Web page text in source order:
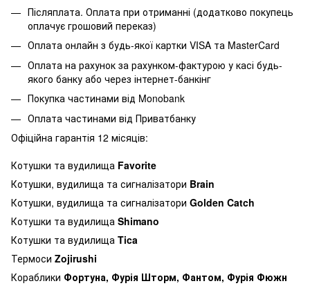
Післяплата. Оплата при отриманні (додатково покупець
оплачує грошовий переказ)
Оплата онлайн з будь-якої картки VISA та MasterCard
Оплата на рахунок за рахунком-фактурою у касі будь-
якого банку або через інтернет-банкінг
Покупка частинами від Monobank
Оплата частинами від Приватбанку
Офіційна гарантія 12 місяців:
Котушки та вудилища Favorite
Котушки, вудилища та сигналізатори Brain
Котушки, вудилища та сигналізатори Golden Catch
Котушки та вудилища Shimano
Котушки та вудилища Tica
Термоси Zojirushi
Кораблики Фортуна, Фурія Шторм, Фантом, Фурія Фюжн